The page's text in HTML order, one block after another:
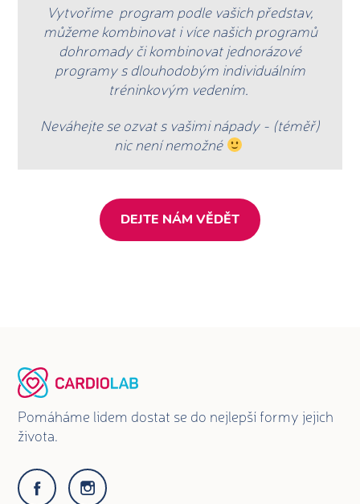
Vytvoříme program podle vašich představ,
můžeme kombinovat i více našich programů
dohromady či kombinovat jednorázové
programy s dlouhodobým individuálním
tréninkovým vedením.
Neváhejte se ozvat s vašimi nápady - (téměř)
nic není nemožné
DEJTE NÁM VĚDĚT
Pomáháme lidem dostat se do nejlepší formy jejich
života.